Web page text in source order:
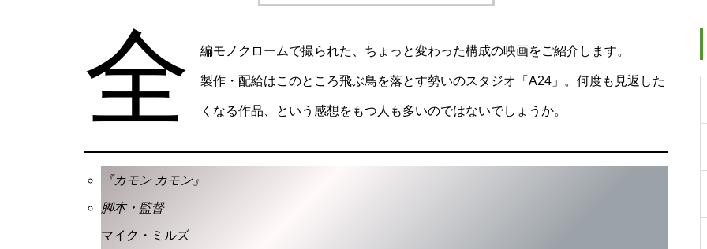
全 編モノクロームで撮られた、ちょっと変わった構成の映画をご紹介します。
製作・配給はこのところ飛ぶ鳥を落とす勢いのスタジオ「A24」。何度も見返した
くなる作品、という感想をもつ人も多いのではないでしょうか。
『カモン カモン』
脚本・監督
マイク・ミルズ